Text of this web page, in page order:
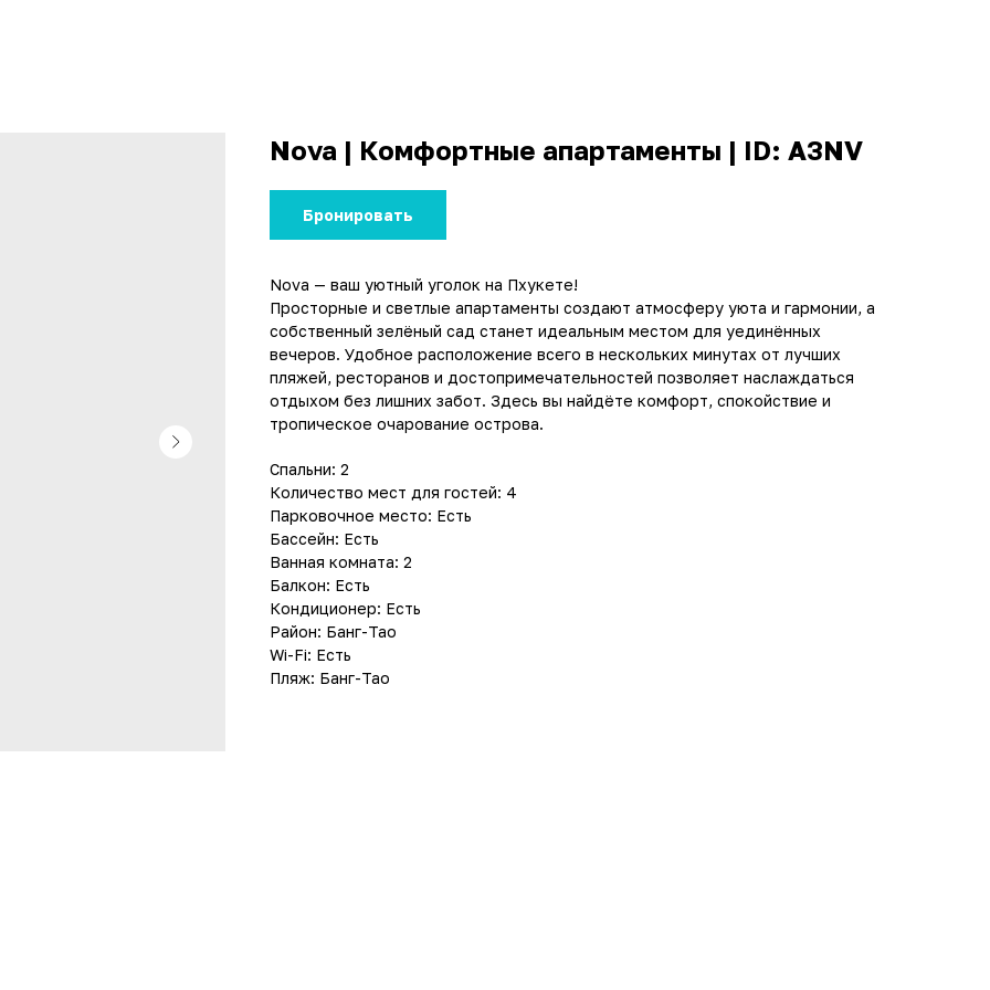
Nova | Комфортные апартаменты | ID: A3NV
Бронировать
Nova — ваш уютный уголок на Пхукете!
Просторные и светлые апартаменты создают атмосферу уюта и гармонии, а
собственный зелёный сад станет идеальным местом для уединённых
вечеров. Удобное расположение всего в нескольких минутах от лучших
пляжей, ресторанов и достопримечательностей позволяет наслаждаться
отдыхом без лишних забот. Здесь вы найдёте комфорт, спокойствие и
тропическое очарование острова.
Спальни: 2
Количество мест для гостей: 4
Парковочное место: Есть
Бассейн: Есть
Ванная комната: 2
Балкон: Есть
Кондиционер: Есть
Район: Банг-Тао
Wi-Fi: Есть
Пляж: Банг-Тао